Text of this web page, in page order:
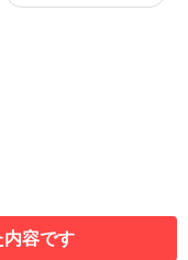
内容です